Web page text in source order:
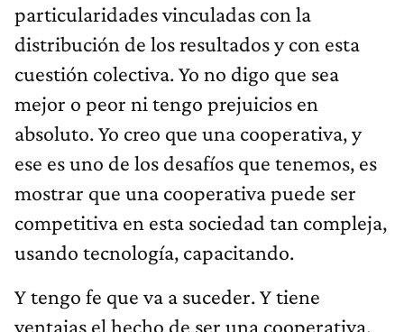
particularidades vinculadas con la
distribución de los resultados y con esta
cuestión colectiva. Yo no digo que sea
mejor o peor ni tengo prejuicios en
absoluto. Yo creo que una cooperativa, y
ese es uno de los desafíos que tenemos, es
mostrar que una cooperativa puede ser
competitiva en esta sociedad tan compleja,
usando tecnología, capacitando.
Y tengo fe que va a suceder. Y tiene
ventajas el hecho de ser una cooperativa,